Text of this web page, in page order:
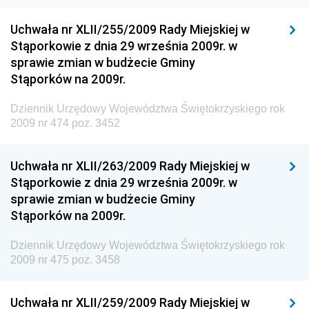
Dziennik Urzędowy Ministra Infrastruktury i Rozwoju
Dziennik Urzędowy Głównego Inspektoratu Ochrony
Środowiska
Środowiska
Dziennik Urzędowy Ministerstwa Administracji i
Gospodarki Przestrzennej
Dziennik Urzędowy Unii Europejskiej, L
Dziennik Urzędowy Ministerstwa Komunikacji
Dziennik Urzędowy Ministerstwa Przemysłu
Dziennik Urzędowy Ministerstwa Rolnictwa i
Uchwała nr XLII/255/2009 Rady Miejskiej w
Stąporkowie z dnia 29 września 2009r. w
sprawie zmian w budżecie Gminy
Stąporków na 2009r.
Dziennik Urzędowy Województwa Świętokrzyskiego rok
2009 nr 474 poz. 3452
Uchwała nr XLII/263/2009 Rady Miejskiej w
Stąporkowie z dnia 29 września 2009r. w
sprawie zmian w budżecie Gminy
Stąporków na 2009r.
Dziennik Urzędowy Województwa Świętokrzyskiego rok
2009 nr 475 poz. 3458
Uchwała nr XLII/259/2009 Rady Miejskiej w